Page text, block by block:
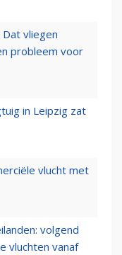
vliegen
probleem voor
in Leipzig zat
vlucht met
volgend
vluchten vanaf